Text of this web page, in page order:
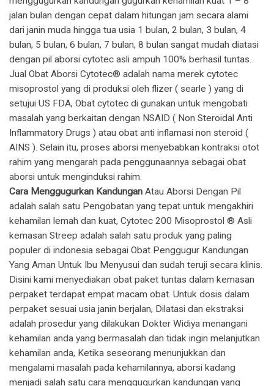
jalan bulan dengan cepat dalam hitungan jam secara alami
dari janin muda hingga tua usia 1 bulan, 2 bulan, 3 bulan, 4
bulan, 5 bulan, 6 bulan, 7 bulan, 8 bulan sangat mudah diatasi
dengan pil aborsi cytotec asli ampuh 100% berhasil tuntas.
​Jual Obat Aborsi Cytotec® adalah nama merek cytotec
misoprostol yang di produksi oleh flizer ( searle ) yang di
setujui US FDA, Obat cytotec di gunakan untuk mengobati
masalah yang berkaitan dengan NSAID ( Non Steroidal Anti
Inflammatory Drugs ) atau obat anti inflamasi non steroid (
AINS ). Selain itu, proses aborsi menyebabkan kontraksi otot
rahim yang mengarah pada penggunaannya sebagai obat
aborsi untuk menginduksi rahim.
Cara Menggugurkan Kandungan Atau Aborsi Dengan Pil
adalah salah satu Pengobatan yang tepat untuk mengakhiri
kehamilan lemah dan kuat, Cytotec 200 Misoprostol ® Asli
kemasan Streep adalah salah satu produk yang paling
populer di indonesia sebagai Obat Penggugur Kandungan
Yang Aman Untuk Ibu Menyusui dan sudah teruji secara klinis.
Disini kami menyediakan obat paket tuntas dalam kemasan
perpaket terdapat empat macam obat. Untuk dosis dalam
perpaket sesuai usia janin berjalan, Dilatasi dan ekstraksi
adalah prosedur yang dilakukan Dokter Widiya menangani
kehamilan anda yang bermasalah dan tidak ingin melanjutkan
kehamilan anda, Ketika seseorang menunjukkan dan
mengalami masalah pada kehamilannya, aborsi kadang
menjadi salah satu cara menggugurkan kandungan yang